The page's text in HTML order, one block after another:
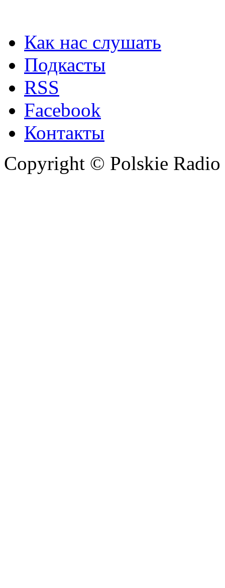
Как нас слушать
Подкасты
RSS
Facebook
Контакты
Copyright © Polskie